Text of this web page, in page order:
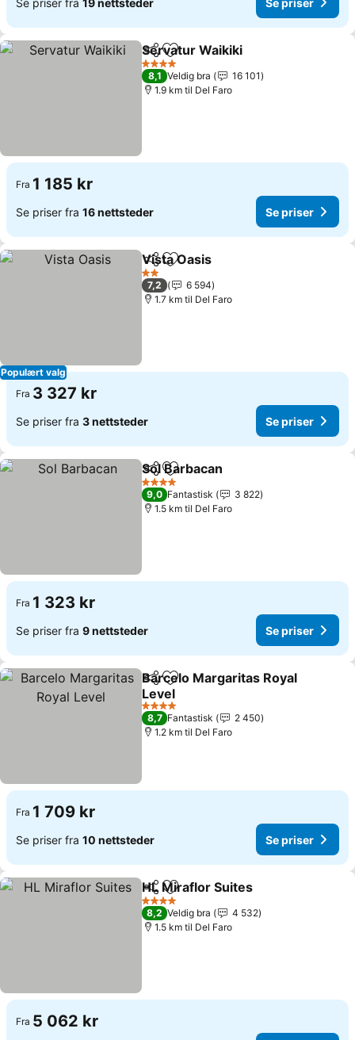
Del Legg til i favoritter
Servatur Waikiki
4 Stjerner
8,1 Veldig bra
16 101
1.9 km til Del Faro
Fra 1 185 kr
Se priser fra 16 nettsteder Se priser
Populært valg
Del Legg til i favoritter
Vista Oasis
2 Stjerner
7,2
6 594
1.7 km til Del Faro
Fra 3 327 kr
Se priser fra 3 nettsteder Se priser
Del Legg til i favoritter
Sol Barbacan
4 Stjerner
9,0 Fantastisk
3 822
1.5 km til Del Faro
Fra 1 323 kr
Se priser fra 9 nettsteder Se priser
Del Legg til i favoritter
Barcelo Margaritas Royal
Level
4 Stjerner
8,7 Fantastisk
2 450
1.2 km til Del Faro
Fra 1 709 kr
Se priser fra 10 nettsteder Se priser
Del Legg til i favoritter
HL Miraflor Suites
4 Stjerner
8,2 Veldig bra
4 532
1.5 km til Del Faro
Fra 5 062 kr